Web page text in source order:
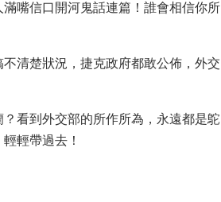
嘴信口開河鬼話連篇！誰會相信你所
清楚狀況，捷克政府都敢公佈，外交
看到外交部的所作所為，永遠都是鴕
輕帶過去！